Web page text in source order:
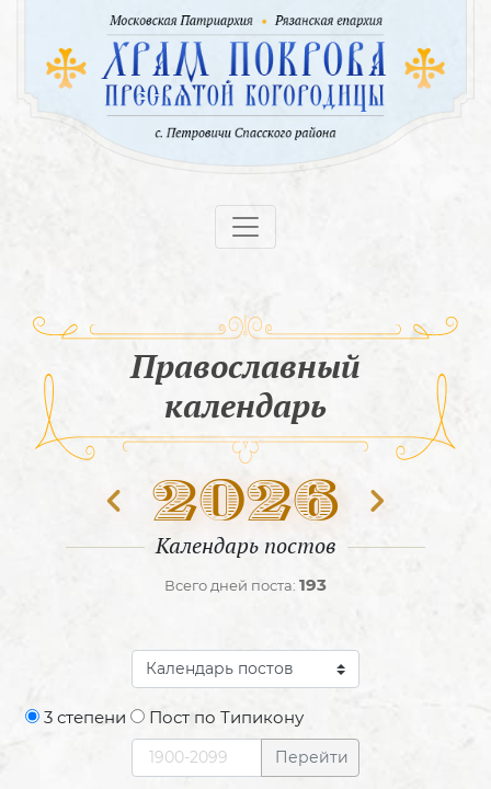
Православный
календарь
2026
Календарь постов
Всего дней поста: 193
3 степени Пост по Типикону
Перейти